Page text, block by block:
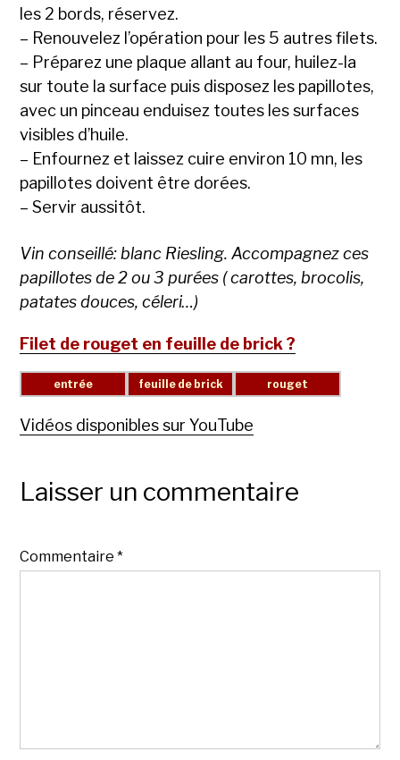
les 2 bords, réservez.
– Renouvelez l’opération pour les 5 autres filets.
– Préparez une plaque allant au four, huilez-la
sur toute la surface puis disposez les papillotes,
avec un pinceau enduisez toutes les surfaces
visibles d’huile.
– Enfournez et laissez cuire environ 10 mn, les
papillotes doivent être dorées.
– Servir aussitôt.
Vin conseillé: blanc Riesling. Accompagnez ces
papillotes de 2 ou 3 purées ( carottes, brocolis,
patates douces, céleri…)
Filet de rouget en feuille de brick ?
Vidéos disponibles sur YouTube
Laisser un commentaire
Commentaire*